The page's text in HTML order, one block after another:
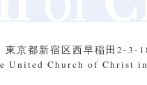
東京都新宿区西早稲田2-3-
United Church of Christ in